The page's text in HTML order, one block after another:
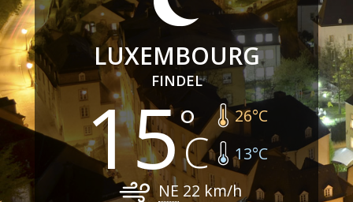
LUXEMBOURG
FINDEL
15 26°C
13°C
NE 22 km/h